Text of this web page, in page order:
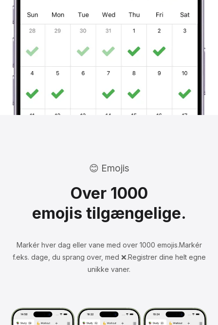
😊 Emojis
Over 1000
emojis tilgængelige.
Markér hver dag eller vane med over 1000 emojis.Markér
f.eks. dage, du sprang over, med ❌.Registrer dine helt egne
unikke vaner.